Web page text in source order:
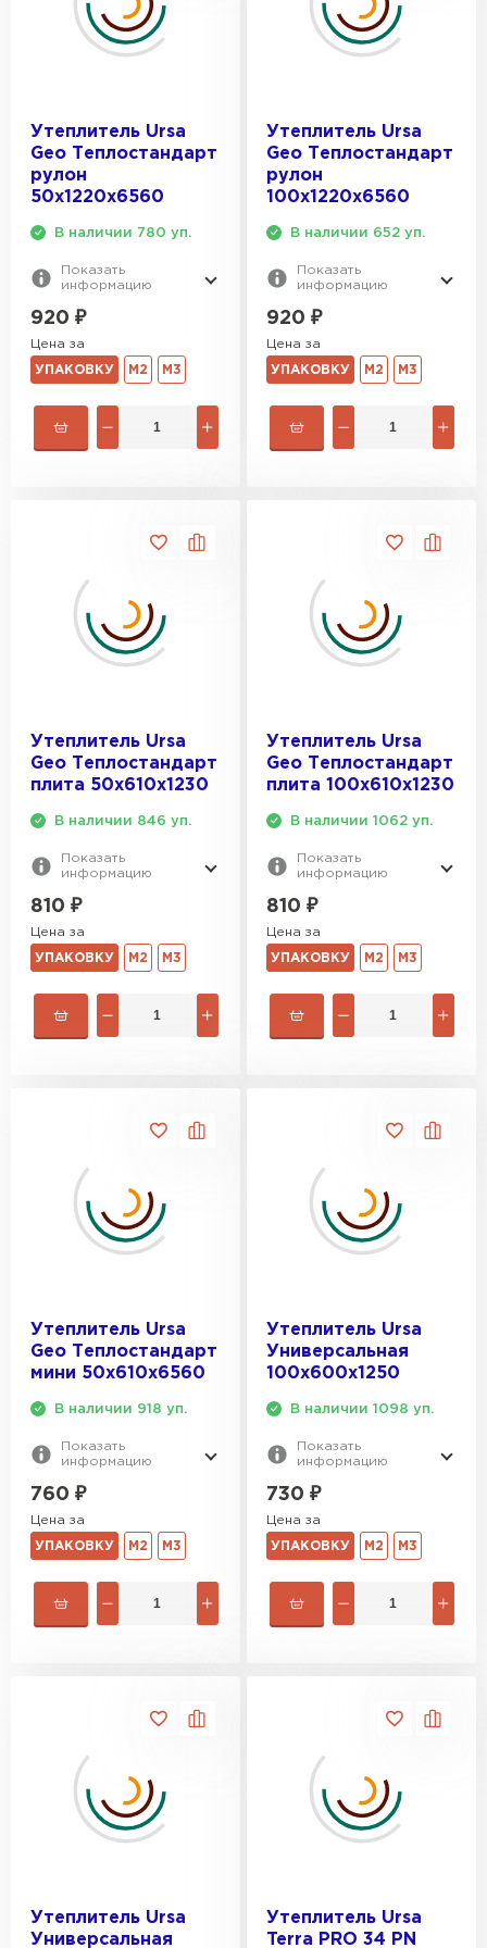
Утеплитель Ursa
Geo Теплостандарт
рулон
50х1220х6560
В наличии 780 уп.
Показать
информацию
920 ₽
Цена за
УПАКОВКУ М2 М3
Утеплитель Ursa
Geo Теплостандарт
рулон
100х1220х6560
В наличии 652 уп.
Показать
информацию
920 ₽
Цена за
УПАКОВКУ М2 М3
Утеплитель Ursa
Geo Теплостандарт
плита 50х610х1230
В наличии 846 уп.
Показать
информацию
810 ₽
Цена за
УПАКОВКУ М2 М3
Утеплитель Ursa
Geo Теплостандарт
плита 100х610х1230
В наличии 1062 уп.
Показать
информацию
810 ₽
Цена за
УПАКОВКУ М2 М3
Утеплитель Ursa
Geo Теплостандарт
мини 50х610х6560
В наличии 918 уп.
Показать
информацию
760 ₽
Цена за
УПАКОВКУ М2 М3
Утеплитель Ursa
Универсальная
100х600х1250
В наличии 1098 уп.
Показать
информацию
730 ₽
Цена за
УПАКОВКУ М2 М3
Утеплитель Ursa
Универсальная
Утеплитель Ursa
Terra PRO 34 PN
ПЕРЕЙТИ
Утеплитель Изомин
ПЕРЕЙТИ
Рулонная кровля Брит
Утеплитель Isoroc
ПЕРЕЙТИ
Утеплитель Paroc
ПЕРЕЙТИ
Утеплитель Penoplex
ПЕРЕЙТИ
ПЕРЕЙТИ
Утеплитель Baswool
Утеплитель Тимплэкс